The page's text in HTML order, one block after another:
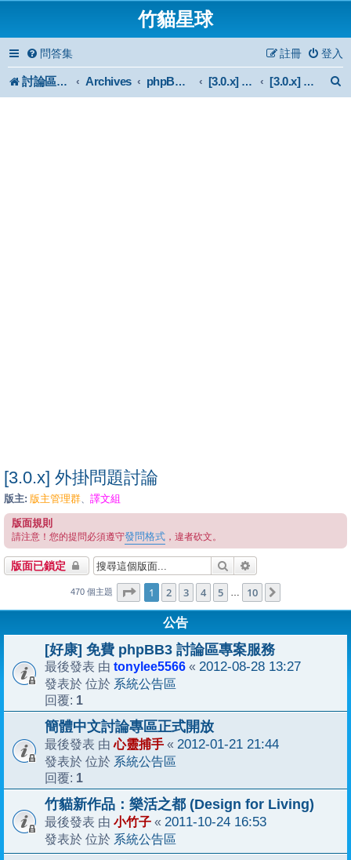
竹貓星球
問答集 登入
註冊
討論區首頁 Archives phpBB 3.0.x Forum Archive [3.0.x] Mod [3.0.x] 外掛問題討論
[3.0.x] 外掛問題討論
版主: 版主管理群、 譯文組
版面規則
請注意！您的提問必須遵守發問格式 ，違者砍文。
版面已鎖定 搜尋
470 個主題 第1 頁 (共 10頁)
1 2 3 4 5 … 10
公告
[好康] 免費 phpBB3 討論區專案服務
最後發表 由 tonylee5566 « 2012-08-28 13:27
發表於 位於 系統公告區
回覆: 1
簡體中文討論專區正式開放
最後發表 由心靈捕手 « 2012-01-21 21:44
發表於 位於 系統公告區
回覆: 1
竹貓新作品：樂活之都 (Design for Living)
最後發表 由 小竹子 « 2011-10-24 16:53
發表於 位於 系統公告區